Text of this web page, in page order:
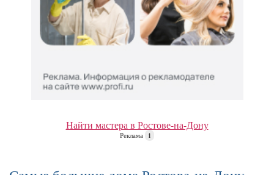
Найти мастера в Ростове-на-Дону
Реклама i